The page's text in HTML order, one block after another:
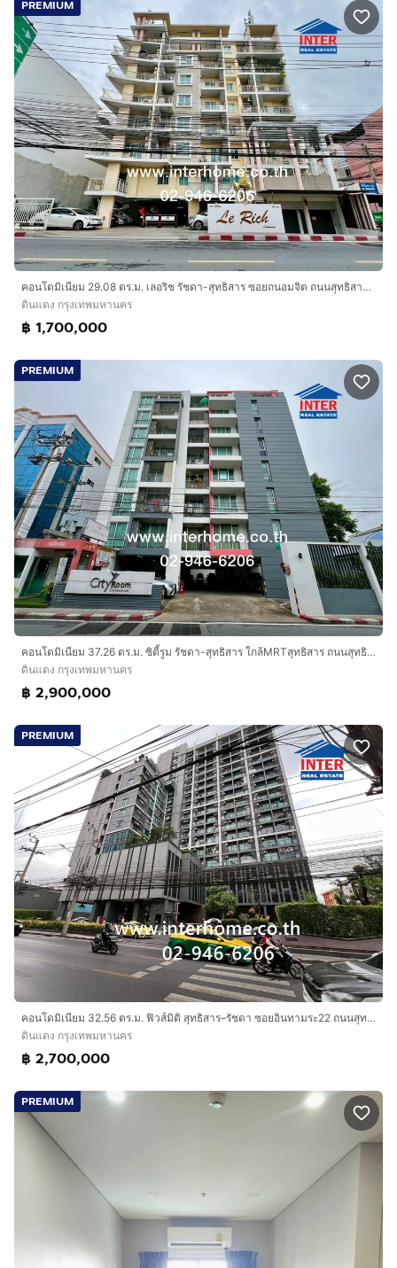
PREMIUM
คอนโดมิเนียม 29.08 ตร.ม. เลอริช รัชดา-สุทธิสาร ซอยถนอมจิต ถนนสุทธิสารวินิจฉัย เขตดินแดง กรุงเทพมหานคร
ดินแดง กรุงเทพมหานคร
฿ 1,700,000
PREMIUM
คอนโดมิเนียม 37.26 ตร.ม. ซิตี้รูม รัชดา-สุทธิสาร ใกล้MRTสุทธิสาร ถนนสุทธิสารวินิจฉัย ถนนรัชดาภิเษก เขตดินแดง กรุงเทพมหานคร
ดินแดง กรุงเทพมหานคร
฿ 2,900,000
PREMIUM
คอนโดมิเนียม 32.56 ตร.ม. ฟิวส์มิติ สุทธิสาร–รัชดา ซอยอินทามระ22 ถนนสุทธิสาร ถนนวิภาวดีรังสิต เขตดินแดง กรุงเทพมหานคร
ดินแดง กรุงเทพมหานคร
฿ 2,700,000
PREMIUM